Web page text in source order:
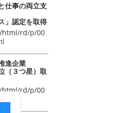
仕事の両立支
」認定を取得
html/rd/p/00
進企業
（３つ星）取
rd/p/00